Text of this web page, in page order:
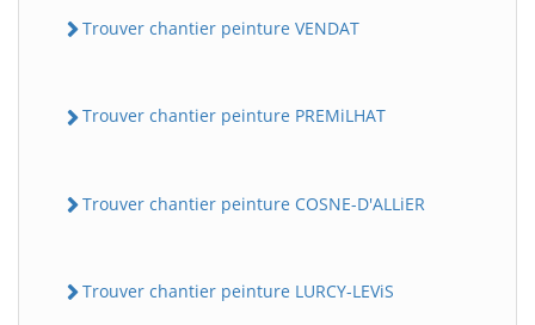
Trouver chantier peinture VENDAT
Trouver chantier peinture PREMiLHAT
Trouver chantier peinture COSNE-D'ALLiER
Trouver chantier peinture LURCY-LEViS